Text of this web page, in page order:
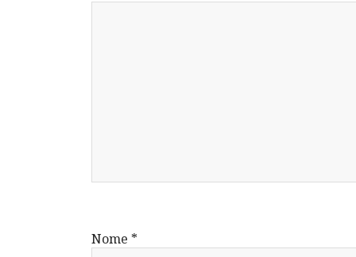
Nome *